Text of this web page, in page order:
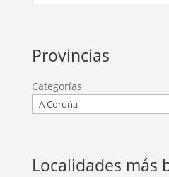
Provincias
Categorías
Localidades más